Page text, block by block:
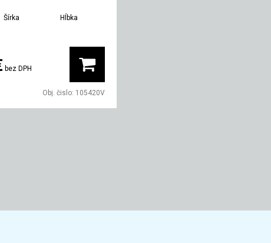
Šírka Hĺbka
bez DPH
Obj. čislo: 105420V